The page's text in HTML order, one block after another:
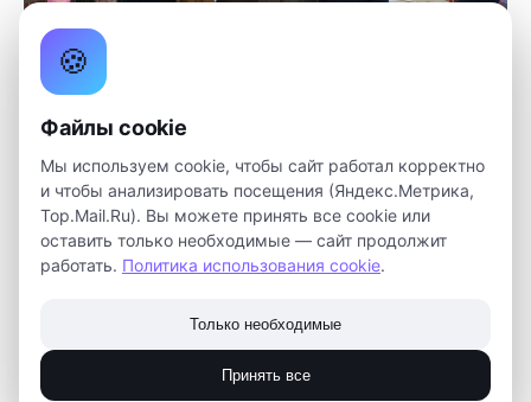
В стенах Детского технопарка «Кванториум»
состоялась партнёрская встреча с руководителями и
методистами Регионального модельного центра
дополнительного образования детей Сахалинской
области.
Встречу для коллег провёл Иван Медведев,
заместитель директора по проектной деятельности и
внешним связям. Он рассказал как устроена система
🍪
Файлы cookie
Мы используем cookie, чтобы сайт работал корректно
и чтобы анализировать посещения (Яндекс.Метрика,
Top.Mail.Ru). Вы можете принять все cookie или
оставить только необходимые — сайт продолжит
работать. Политика использования cookie.
Только необходимые
Принять все